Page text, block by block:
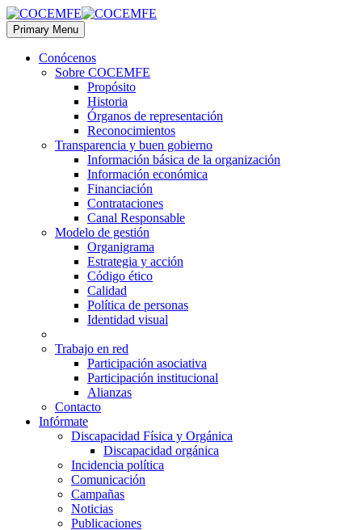
Primary Menu
Conócenos
Sobre COCEMFE
Propósito
Historia
Órganos de representación
Reconocimientos
Transparencia y buen gobierno
Información básica de la organización
Información económica
Financiación
Contrataciones
Canal Responsable
Modelo de gestión
Organigrama
Estrategia y acción
Código ético
Calidad
Política de personas
Identidad visual
Trabajo en red
Participación asociativa
Participación institucional
Alianzas
Contacto
Infórmate
Discapacidad Física y Orgánica
Discapacidad orgánica
Incidencia política
Comunicación
Campañas
Noticias
Publicaciones